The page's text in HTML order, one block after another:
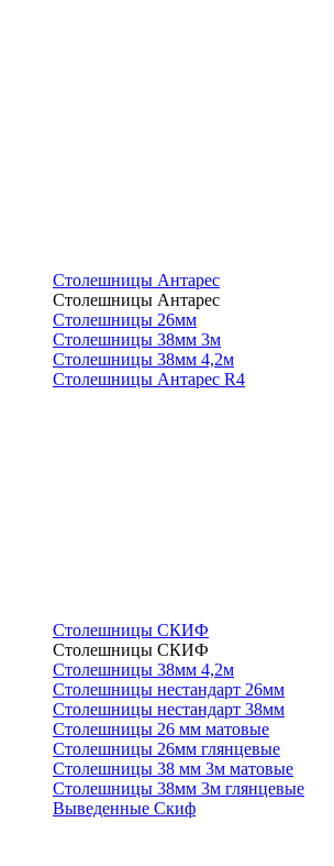
Столешницы Антарес
Столешницы Антарес
Столешницы 26мм
Столешницы 38мм 3м
Столешницы 38мм 4,2м
Столешницы Антарес R4
Столешницы СКИФ
Столешницы СКИФ
Столешницы 38мм 4,2м
Столешницы нестандарт 26мм
Столешницы нестандарт 38мм
Столешницы 26 мм матовые
Столешницы 26мм глянцевые
Столешницы 38 мм 3м матовые
Столешницы 38мм 3м глянцевые
Выведенные Скиф